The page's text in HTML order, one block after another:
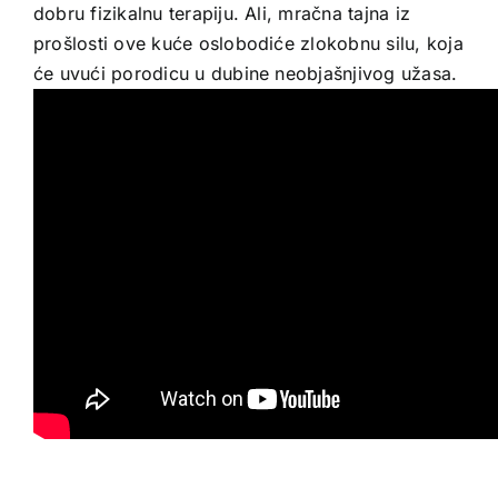
dobru fizikalnu terapiju. Ali, mračna tajna iz
prošlosti ove kuće oslobodiće zlokobnu silu, koja
će uvući porodicu u dubine neobjašnjivog užasa.